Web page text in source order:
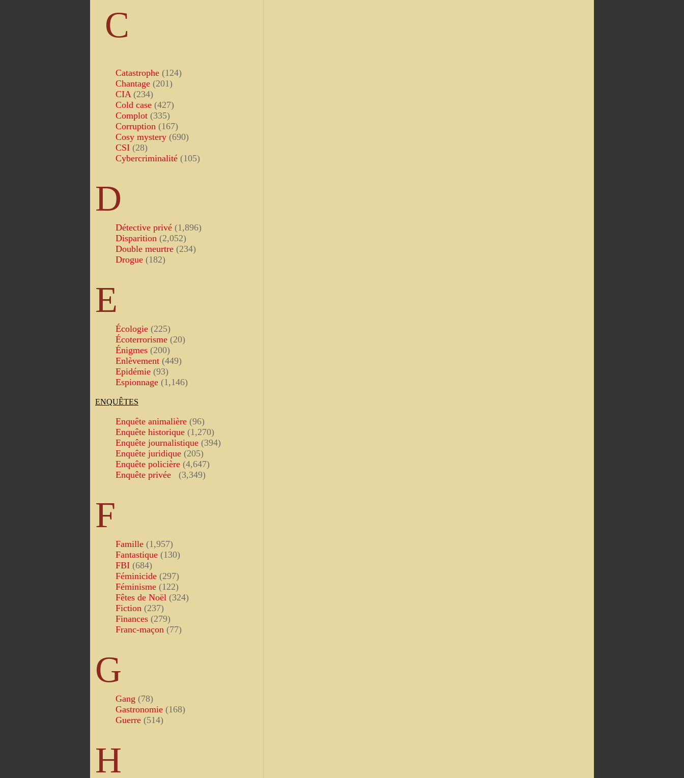
C
Catastrophe (124)
Chantage (201)
CIA (234)
Cold case (427)
Complot (335)
Corruption (167)
Cosy mystery (690)
CSI (28)
Cybercriminalité (105)
D
Détective privé (1,896)
Disparition (2,052)
Double meurtre (234)
Drogue (182)
E
Écologie (225)
Écoterrorisme (20)
Énigmes (200)
Enlèvement (449)
Epidémie (93)
Espionnage (1,146)
ENQUÊTES
Enquête animalière (96)
Enquête historique (1,270)
Enquête journalistique (394)
Enquête juridique (205)
Enquête policière (4,647)
Enquête privée
(3,349)
F
Famille (1,957)
Fantastique (130)
FBI (684)
Féminicide (297)
Féminisme (122)
Fêtes de Noël (324)
Fiction (237)
Finances (279)
Franc-maçon (77)
G
Gang (78)
Gastronomie (168)
Guerre (514)
H